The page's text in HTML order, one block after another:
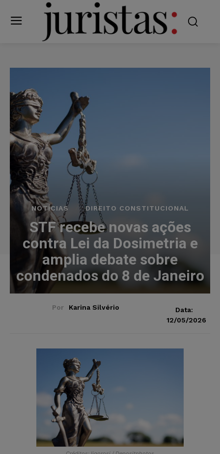
NOTÍCIAS DIREITO CONSTITUCIONAL
STF recebe novas ações
contra Lei da Dosimetria e
amplia debate sobre
condenados do 8 de Janeiro
Por Karina Silvério
Data:
12/05/2026